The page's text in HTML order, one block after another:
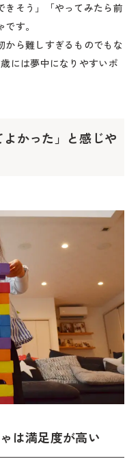
きそう」「やってみたら前
す。
から難しすぎるものでもな
には夢中になりやすいポ
かった」と感じや
は満足度が高い